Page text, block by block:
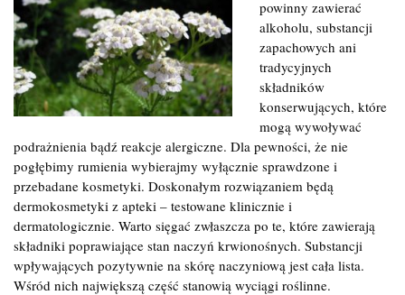
powinny zawierać
alkoholu, substancji
zapachowych ani
tradycyjnych
składników
konserwujących, które
mogą wywoływać
podrażnienia bądź reakcje alergiczne. Dla pewności, że nie
pogłębimy rumienia wybierajmy wyłącznie sprawdzone i
przebadane kosmetyki. Doskonałym rozwiązaniem będą
dermokosmetyki z apteki – testowane klinicznie i
dermatologicznie. Warto sięgać zwłaszcza po te, które zawierają
składniki poprawiające stan naczyń krwionośnych. Substancji
wpływających pozytywnie na skórę naczyniową jest cała lista.
Wśród nich największą część stanowią wyciągi roślinne.